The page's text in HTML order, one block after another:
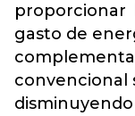
proporcionar
gasto de
convencional